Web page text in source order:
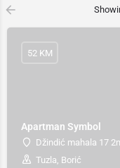
Apartman Symbol
Džindić mahala 17
Tuzla, Borić
52 KM